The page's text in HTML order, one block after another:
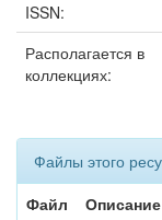
ISSN:
Располагается в
коллекциях:
Файлы этого
Файл
Описание